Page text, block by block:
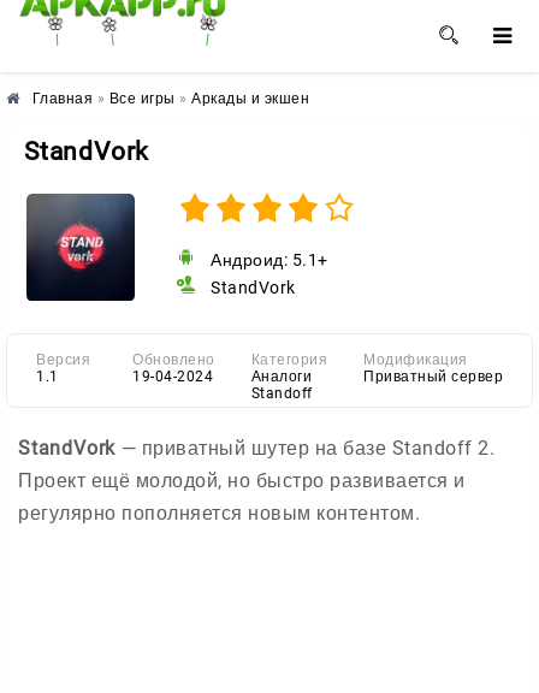
🌸 🌼 🌺
Главная » Все игры » Аркады и экшен
StandVork
Андроид: 5.1+
StandVork
Версия
1.1
Обновлено
19-04-2024
Категория
Аналоги
Standoff
Модификация
Приватный сервер
StandVork — приватный шутер на базе Standoff 2.
Проект ещё молодой, но быстро развивается и
регулярно пополняется новым контентом.